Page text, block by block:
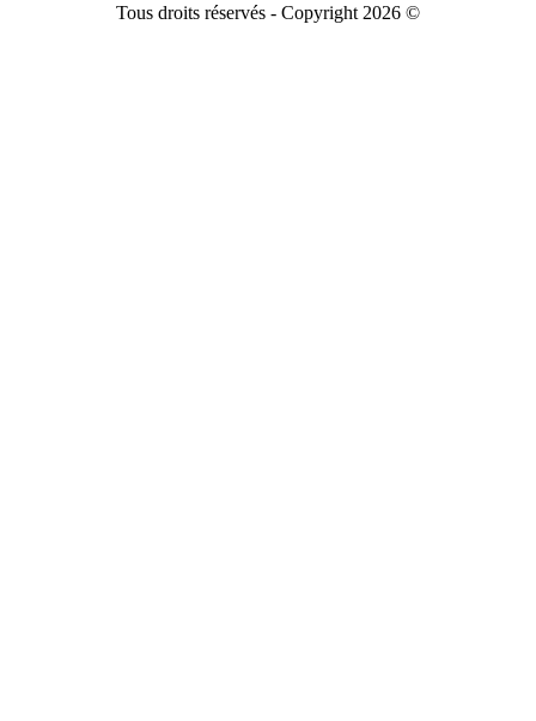
Tous droits réservés - Copyright 2026 ©